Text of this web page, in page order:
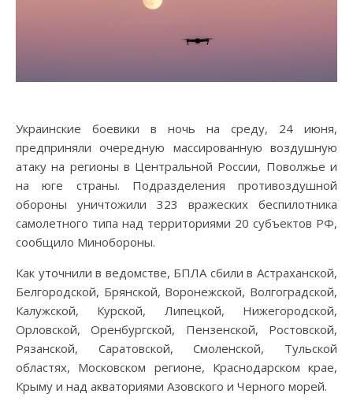
Украинские боевики в ночь на среду, 24 июня,
предприняли очередную массированную воздушную
атаку на регионы в Центральной России, Поволжье и
на юге страны. Подразделения противоздушной
обороны уничтожили 323 вражеских беспилотника
самолетного типа над территориями 20 субъектов РФ,
сообщило Минобороны.
Как уточнили в ведомстве, БПЛА сбили в Астраханской,
Белгородской, Брянской, Воронежской, Волгоградской,
Калужской, Курской, Липецкой, Нижегородской,
Орловской, Оренбургской, Пензенской, Ростовской,
Рязанской, Саратовской, Смоленской, Тульской
областях, Московском регионе, Краснодарском крае,
Крыму и над акваториями Азовского и Черного морей.